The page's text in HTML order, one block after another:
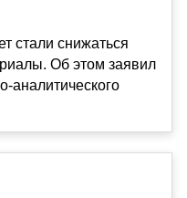
стали снижаться
Об этом заявил
аналитического